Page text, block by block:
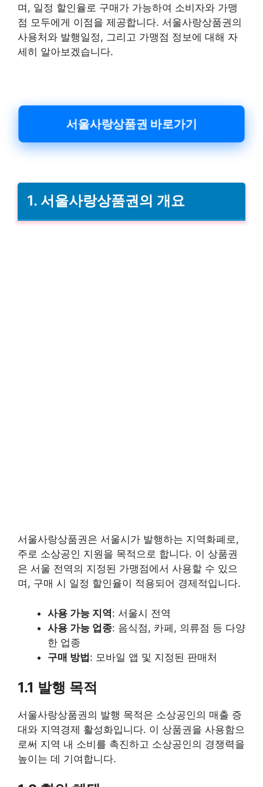
며, 일정 할인율로 구매가 가능하여 소비자와 가맹
점 모두에게 이점을 제공합니다. 서울사랑상품권의
사용처와 발행일정, 그리고 가맹점 정보에 대해 자
세히 알아보겠습니다.
서울사랑상품권 바로가기
1. 서울사랑상품권의 개요
서울사랑상품권은 서울시가 발행하는 지역화폐로,
주로 소상공인 지원을 목적으로 합니다. 이 상품권
은 서울 전역의 지정된 가맹점에서 사용할 수 있으
며, 구매 시 일정 할인율이 적용되어 경제적입니다.
사용 가능 지역: 서울시 전역
사용 가능 업종: 음식점, 카페, 의류점 등 다양
한 업종
구매 방법: 모바일 앱 및 지정된 판매처
1.1 발행 목적
서울사랑상품권의 발행 목적은 소상공인의 매출 증
대와 지역경제 활성화입니다. 이 상품권을 사용함으
로써 지역 내 소비를 촉진하고 소상공인의 경쟁력을
높이는 데 기여합니다.